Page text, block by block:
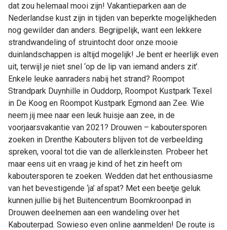
dat zou helemaal mooi zijn! Vakantieparken aan de
Nederlandse kust zijn in tijden van beperkte mogelijkheden
nog gewilder dan anders. Begrijpelijk, want een lekkere
strandwandeling of struintocht door onze mooie
duinlandschappen is altijd mogelijk! Je bent er heerlijk even
uit, terwijl je niet snel ‘op de lip van iemand anders zit’.
Enkele leuke aanraders nabij het strand? Roompot
Strandpark Duynhille in Ouddorp, Roompot Kustpark Texel
in De Koog en Roompot Kustpark Egmond aan Zee. Wie
neem jij mee naar een leuk huisje aan zee, in de
voorjaarsvakantie van 2021? Drouwen – kaboutersporen
zoeken in Drenthe Kabouters blijven tot de verbeelding
spreken, vooral tot die van de allerkleinsten. Probeer het
maar eens uit en vraag je kind of het zin heeft om
kaboutersporen te zoeken. Wedden dat het enthousiasme
van het bevestigende ‘ja’ afspat? Met een beetje geluk
kunnen jullie bij het Buitencentrum Boomkroonpad in
Drouwen deelnemen aan een wandeling over het
Kabouterpad. Sowieso even online aanmelden! De route is